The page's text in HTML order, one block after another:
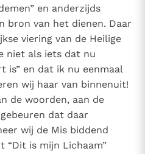
en anderzijds
bron van het dienen. Daar
viering van de Heilige
niet als iets dat nu
is” en dat ik nu eenmaal
wij haar van binnenuit!
de woorden, aan de
dat daar
wij de Mis biddend
“Dit is mijn Lichaam”